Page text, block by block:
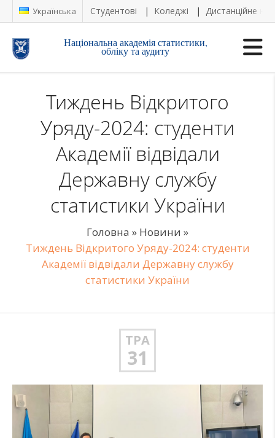
Українська Студентові Коледжі Дистанційне
Національна академія статистики,
обліку та аудиту
Тиждень Відкритого
Уряду-2024: студенти
Академії відвідали
Державну службу
статистики України
Головна » Новини »
Тиждень Відкритого Уряду-2024: студенти
Академії відвідали Державну службу
статистики України
ТРА
31